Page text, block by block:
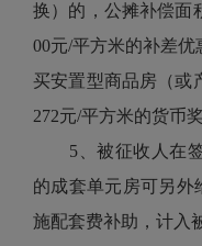
换）的，公摊补偿面
00元/平方米的补差
买安置型商品房（或
272元/平方米的货币
5、被征收人在签
的成套单元房可另外
施配套费补助，计入